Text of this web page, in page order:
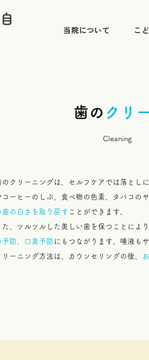
当院について こ
のクリーニングは、セルフケアでは落とし
コーヒーのしぶ、食べ物の色素、タバコの
歯の白さを取り戻す ことができます。
た、ツルツルした美しい歯を保つことによ
予防、口臭予防 にもつながります。唾液も
リーニング方法は、カウンセリングの後、
Cleaning
歯の クリ